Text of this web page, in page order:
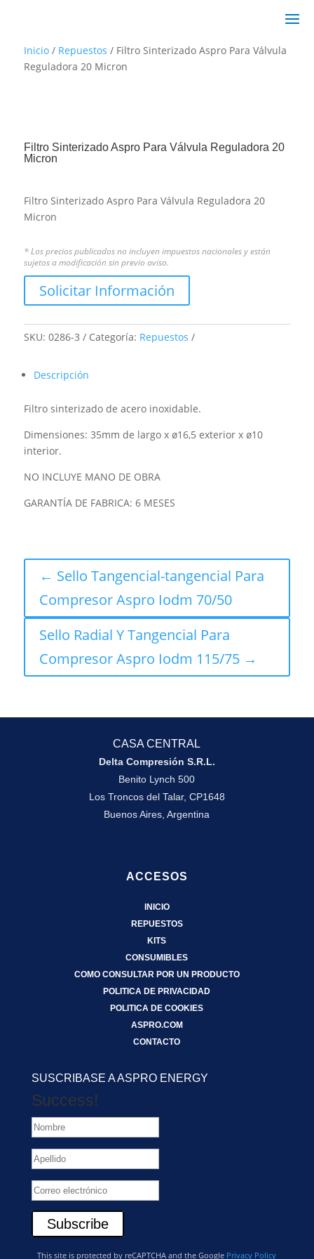
Inicio/ Repuestos / Filtro Sinterizado Aspro Para Válvula
Reguladora 20 Micron
Filtro Sinterizado Aspro Para Válvula Reguladora 20
Micron
Filtro Sinterizado Aspro Para Válvula Reguladora 20
Micron
* Los precios publicados no incluyen impuestos nacionales y están
sujetos a modificación sin previo aviso.
Solicitar Información
SKU: 0286-3 Categoría: Repuestos
Descripción
Filtro sinterizado de acero inoxidable.
Dimensiones: 35mm de largo x ø16,5 exterior x ø10
interior.
NO INCLUYE MANO DE OBRA
GARANTÍA DE FABRICA: 6 MESES
← Sello Tangencial-tangencial Para
Compresor Aspro Iodm 70/50
Sello Radial Y Tangencial Para
Compresor Aspro Iodm 115/75 →
CASA CENTRAL
Delta Compresión S.R.L.
Benito Lynch 500
Los Troncos del Talar, CP1648
Buenos Aires, Argentina
ACCESOS
INICIO
REPUESTOS
KITS
CONSUMIBLES
COMO CONSULTAR POR UN PRODUCTO
POLITICA DE PRIVACIDAD
POLITICA DE COOKIES
ASPRO.COM
CONTACTO
SUSCRIBASE A ASPRO ENERGY
Success!
Subscribe
This site is protected by reCAPTCHA and the Google Privacy Policy